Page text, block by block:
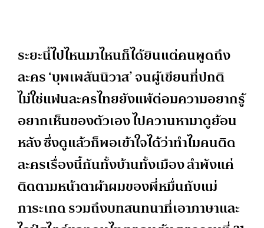
ระยะนี้ไปไหนมาไหนก็ได้ยินแต่คนพูดถึง
ละคร ‘บุพเพสันนิวาส’ จนผู้เขียนที่ปกติ
ไม่ใช่แฟนละครไทยยังแพ้ต่อมความอยากรู้
อยากเห็นของตัวเอง ไปควานหามาดูย้อน
หลัง ซึ่งดูแล้วก็พอเข้าใจได้ว่าทำไมคนติด
ละครเรื่องนี้กันทั้งบ้านทั้งเมือง ลำพังแค่
ติดตามหน้าตาผ้าผมของพี่หมื่นกับแม่
การะเกด รวมถึงบทสนทนาที่เอาภาษาและ